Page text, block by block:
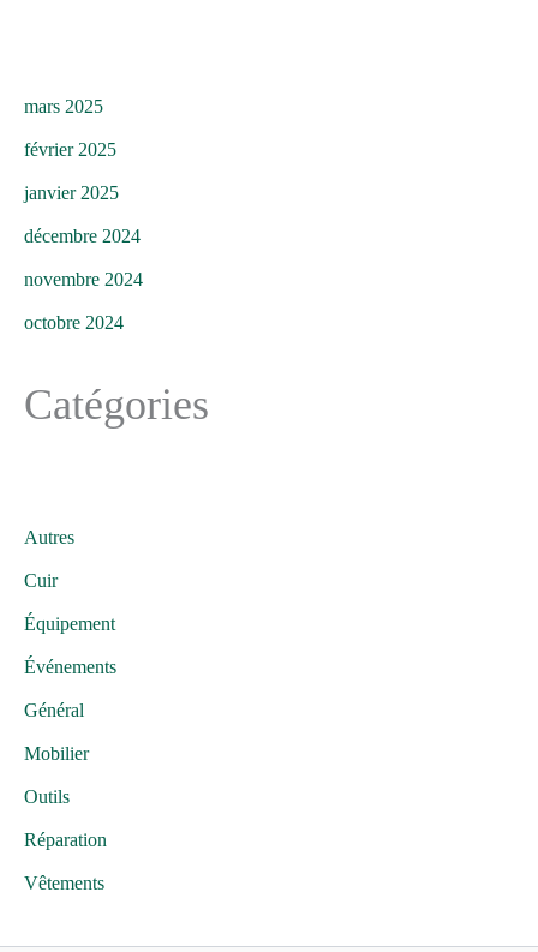
mars 2025
février 2025
janvier 2025
décembre 2024
novembre 2024
octobre 2024
Catégories
Autres
Cuir
Équipement
Événements
Général
Mobilier
Outils
Réparation
Vêtements